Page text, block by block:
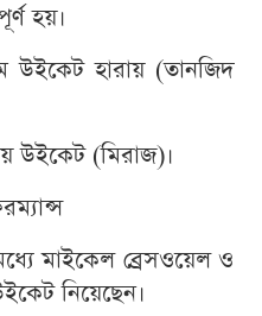
হয়।
উইকেট হারায় (তানজিদ
উইকেট (মিরাজ)।
মাইকেল ব্রেসওয়েল ও
নিয়েছেন।